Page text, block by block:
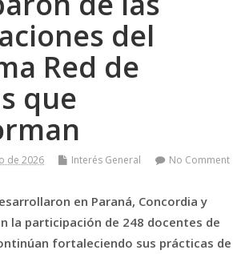
del
Red de
que
de 2026 Interés General No Comment
en Paraná, Concordia y
la participación de 248 docentes de
fortaleciendo sus prácticas de